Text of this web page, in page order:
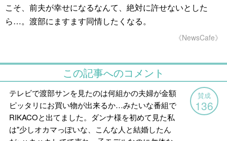
こそ、前夫が幸せになるなんて、絶対に許せないとした
ら…。渡部にますます同情したくなる。
《NewsCafe》